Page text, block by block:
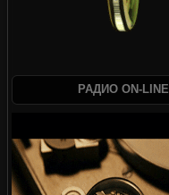
РАДИО ON-LINE